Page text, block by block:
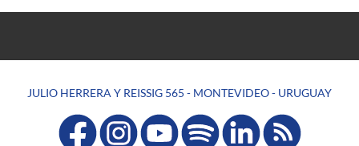
JULIO HERRERA Y REISSIG 565 - MONTEVIDEO - URUGUAY